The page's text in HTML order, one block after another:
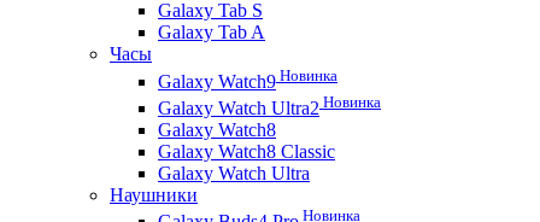
Galaxy Tab S
Galaxy Tab A
Часы
Galaxy Watch9 Новинка
Galaxy Watch Ultra2 Новинка
Galaxy Watch8
Galaxy Watch8 Classic
Galaxy Watch Ultra
Наушники
Новинка